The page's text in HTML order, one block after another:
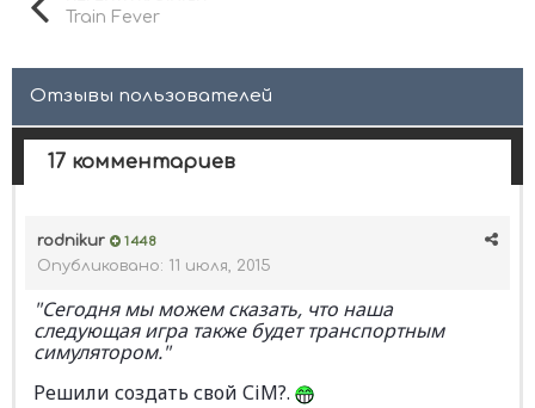
Train Fever
Отзывы пользователей
17 комментариев
rodnikur 1 448
Опубликовано: 11 июля, 2015
"Сегодня мы можем сказать, что наша
следующая игра также будет транспортным
симулятором."
Решили создать свой СiM?.